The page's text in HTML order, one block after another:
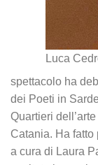
Luca
spettacolo ha
dei Poeti in
Quartieri
Catania. Ha fatto
a cura di Laura